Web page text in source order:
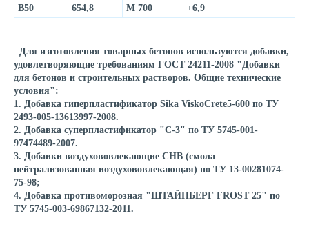
В50
654,8 М 700 +6,9
Для изготовления товарных бетонов используются добавки,
удовлетворяющие требованиям ГОСТ 24211-2008 "Добавки
для бетонов и строительных растворов. Общие технические
условия":
1. Добавка гиперпластификатор Sika ViskoCrete5-600 по ТУ
2493-005-13613997-2008.
2. Добавка суперпластификатор "С-3" по ТУ 5745-001-
97474489-2007.
3. Добавки воздухововлекающие СНВ (смола
нейтрализованная воздухововлекающая) по ТУ 13-00281074-
75-98;
4. Добавка противоморозная "ШТАЙНБЕРГ FROST 25" по
ТУ 5745-003-69867132-2011.